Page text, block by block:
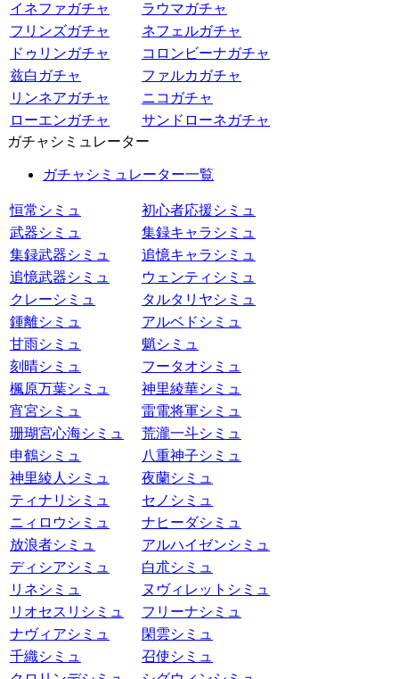
イネファガチャ
ラウマガチャ
フリンズガチャ
ネフェルガチャ
ドゥリンガチャ
コロンビーナガチャ
兹白ガチャ
ファルカガチャ
リンネアガチャ
ニコガチャ
ローエンガチャ
サンドローネガチャ
ガチャシミュレーター
ガチャシミュレーター一覧
恒常シミュ
初心者応援シミュ
武器シミュ
集録キャラシミュ
集録武器シミュ
追憶キャラシミュ
追憶武器シミュ
ウェンティシミュ
クレーシミュ
タルタリヤシミュ
鍾離シミュ
アルベドシミュ
甘雨シミュ
魈シミュ
刻晴シミュ
フータオシミュ
楓原万葉シミュ
神里綾華シミュ
宵宮シミュ
雷電将軍シミュ
珊瑚宮心海シミュ
荒瀧一斗シミュ
申鶴シミュ
八重神子シミュ
神里綾人シミュ
夜蘭シミュ
ティナリシミュ
セノシミュ
ニィロウシミュ
ナヒーダシミュ
放浪者シミュ
アルハイゼンシミュ
ディシアシミュ
白朮シミュ
リネシミュ
ヌヴィレットシミュ
リオセスリシミュ
フリーナシミュ
ナヴィアシミュ
閑雲シミュ
千織シミュ
召使シミュ